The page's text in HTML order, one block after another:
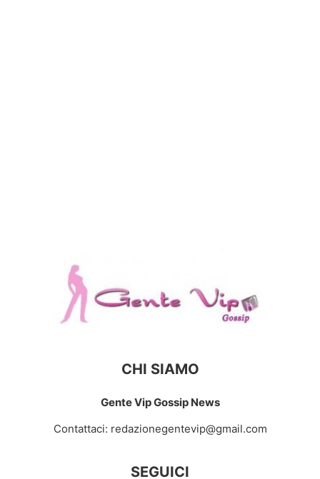
CHI SIAMO
Gente Vip Gossip News
Contattaci: redazionegentevip@gmail.com
SEGUICI